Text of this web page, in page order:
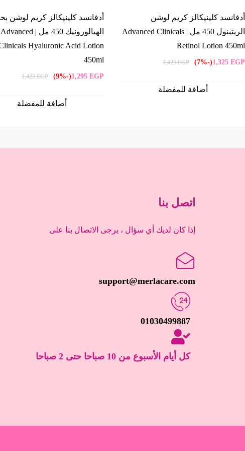
أدفانسد كلينيكالز كريم لوشن
الريتينول 450 مل | Advanced Clinicals
Retinol Lotion 450ml
1,325 EGP
(-7%)
1,425EGP
أضافة للمفضلة
أدفانسد كلينيكالز كريم لوشن
الهيالورونيك 450 مل | Advanced
Hyaluronic Acid Lotion
450ml
1,295 EGP
(-9%)
1,423EGP
أضافة للمفضلة
اتصل بنا
إذا كان لديك أي سؤال ، يرجى الاتصال بنا على
support@merlacare.com
01030499887
كل أيام الأسبوع من 10 صباحا حتى 2 صباحا